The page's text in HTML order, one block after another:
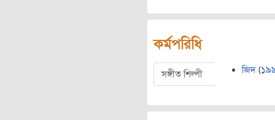
কর্মপরিধি
সঙ্গীত শিল্পী জিদ (